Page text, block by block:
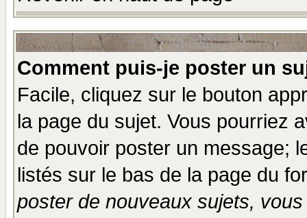
Comment puis-je poster un
Facile, cliquez sur le bouton
la page du sujet. Vous pourriez
de pouvoir poster un message;
listés sur le bas de la page du
poster de nouveaux sujets,